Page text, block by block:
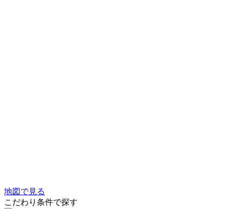
地図で見る
こだわり条件で探す